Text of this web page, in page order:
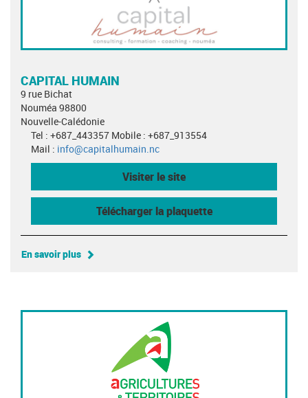
CAPITAL HUMAIN
9 rue Bichat
Nouméa 98800
Nouvelle-Calédonie
Tel : +687_443357 Mobile : +687_913554
Mail : info@capitalhumain.nc
Visiter le site
Télécharger la plaquette
En savoir plus